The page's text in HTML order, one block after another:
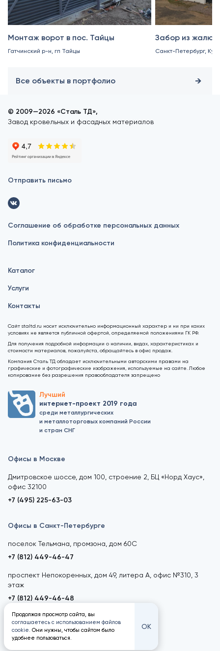
Монтаж ворот в пос. Тайцы
Гатчинский р-н, гп Тайцы
Забор из
Санкт-Петербург,
Все объекты в портфолио
© 2009—2026 «Сталь ТД»,
Завод кровельных и фасадных материалов
Отправить письмо
Соглашение об обработке персональных данных
Политика конфиденциальности
Каталог
Услуги
Контакты
Сайт staltd.ru носит исключительно информационный характер и ни при каких
условиях не является публичной офертой, определяемой положениями ГК РФ.
Для получения подробной информации о наличии, видах, характеристиках и
стоимости материалов, пожалуйста, обращайтесь в офис продаж.
Компания Сталь ТД обладает исключительными авторскими правами на
графические и фотографические изображения, используемые на сайте. Любое
копирование без разрешения правообладателя запрещено
Лучший
интернет-проект 2019 года
среди металлургических
и металлоторговых компаний России
и стран СНГ
Офисы в Москве
Дмитровское шоссе, дом 100, строение 2, БЦ «Норд Хаус»,
офис 32100
+7 (495) 225-63-03
Офисы в Санкт-Петербурге
поселок Тельмана, промзона, дом 60С
+7 (812) 449-46-47
проспект Непокоренных, дом 49, литера А, офис №310, 3
этаж
+7 (812) 449-46-48
Продолжая просмотр сайта, вы
соглашаетесь с использованием файлов
cookie. Они нужны, чтобы сайтом было
удобнее пользоваться.
ОК